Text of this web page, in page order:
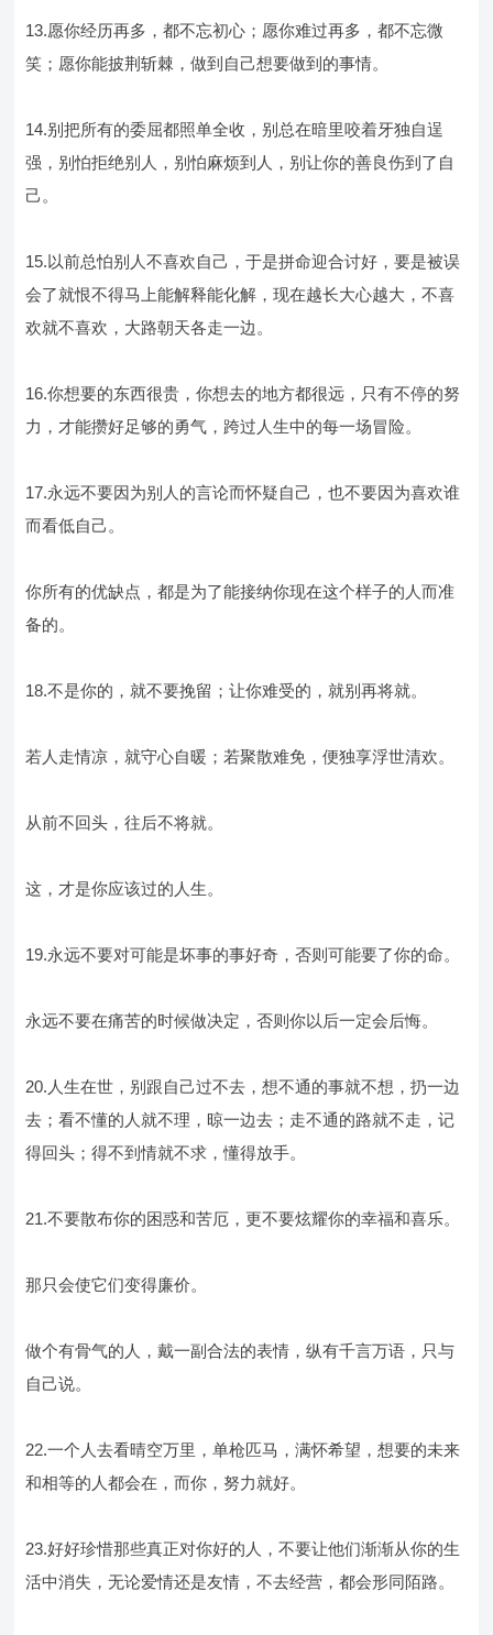
13.愿你经历再多，都不忘初心；愿你难过再多，都不忘微
笑；愿你能披荆斩棘，做到自己想要做到的事情。
14.别把所有的委屈都照单全收，别总在暗里咬着牙独自逞
强，别怕拒绝别人，别怕麻烦到人，别让你的善良伤到了自
己。
15.以前总怕别人不喜欢自己，于是拼命迎合讨好，要是被误
会了就恨不得马上能解释能化解，现在越长大心越大，不喜
欢就不喜欢，大路朝天各走一边。
16.你想要的东西很贵，你想去的地方都很远，只有不停的努
力，才能攒好足够的勇气，跨过人生中的每一场冒险。
17.永远不要因为别人的言论而怀疑自己，也不要因为喜欢谁
而看低自己。
你所有的优缺点，都是为了能接纳你现在这个样子的人而准
备的。
18.不是你的，就不要挽留；让你难受的，就别再将就。
若人走情凉，就守心自暖；若聚散难免，便独享浮世清欢。
从前不回头，往后不将就。
这，才是你应该过的人生。
19.永远不要对可能是坏事的事好奇，否则可能要了你的命。
永远不要在痛苦的时候做决定，否则你以后一定会后悔。
20.人生在世，别跟自己过不去，想不通的事就不想，扔一边
去；看不懂的人就不理，晾一边去；走不通的路就不走，记
得回头；得不到情就不求，懂得放手。
21.不要散布你的困惑和苦厄，更不要炫耀你的幸福和喜乐。
那只会使它们变得廉价。
做个有骨气的人，戴一副合法的表情，纵有千言万语，只与
自己说。
22.一个人去看晴空万里，单枪匹马，满怀希望，想要的未来
和相等的人都会在，而你，努力就好。
23.好好珍惜那些真正对你好的人，不要让他们渐渐从你的生
活中消失，无论爱情还是友情，不去经营，都会形同陌路。